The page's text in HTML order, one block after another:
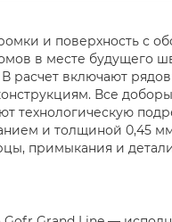
и поверхность с
в месте будущего
расчет включают
Все
технологическую
и толщиной 0,45
примыкания и